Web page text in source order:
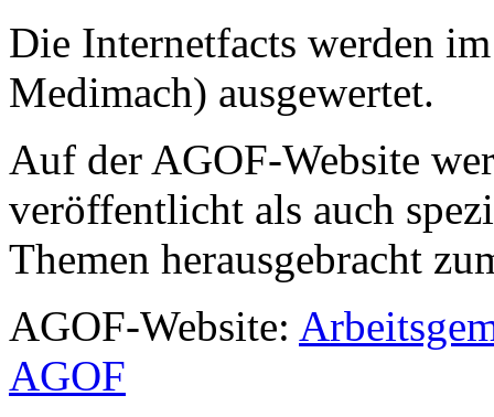
Die Internetfacts werden
Medimach) ausgewertet.
Auf der AGOF-Website
veröffentlicht als auch
Themen herausgebracht
AGOF-Website:
AGOF